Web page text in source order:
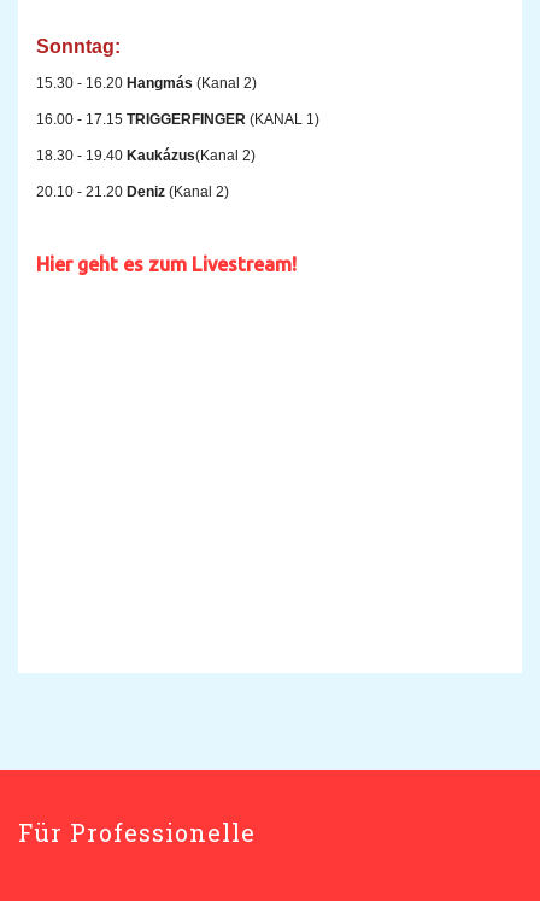
Sonntag:
15.30 - 16.20 Hangmás (Kanal 2)
16.00 - 17.15 TRIGGERFINGER (KANAL 1)
18.30 - 19.40 Kaukázus(Kanal 2)
20.10 - 21.20 Deniz (Kanal 2)
Hier geht es zum Livestream!
Für Professionelle